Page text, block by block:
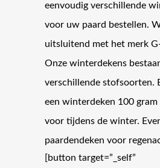
eenvoudig verschillende
voor uw paard bestellen.
uitsluitend met het merk
Onze winterdekens
verschillende stofsoorten.
een winterdeken 100
voor tijdens de winter.
paardendeken voor
[button target=”_self”